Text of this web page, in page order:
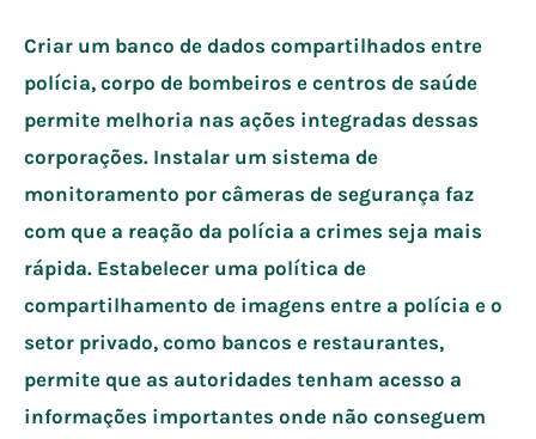
Criar um banco de dados compartilhados entre
polícia, corpo de bombeiros e centros de saúde
permite melhoria nas ações integradas dessas
corporações. Instalar um sistema de
monitoramento por câmeras de segurança faz
com que a reação da polícia a crimes seja mais
rápida. Estabelecer uma política de
compartilhamento de imagens entre a polícia e o
setor privado, como bancos e restaurantes,
permite que as autoridades tenham acesso a
informações importantes onde não conseguem